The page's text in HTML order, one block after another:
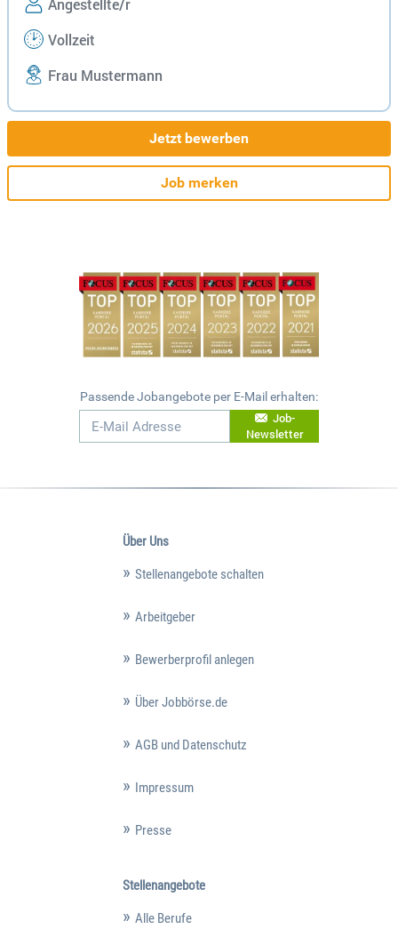
Angestellte/r
Vollzeit
Frau Mustermann
Jetzt bewerben
Job merken
Passende Jobangebote per E-Mail erhalten:
Job-
Newsletter
Über Uns
Stellenangebote schalten
Arbeitgeber
Bewerberprofil anlegen
Über Jobbörse.de
AGB und Datenschutz
Impressum
Presse
Stellenangebote
Alle Berufe